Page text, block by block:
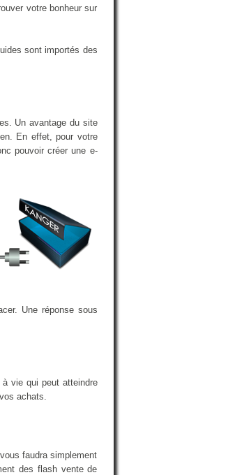
votre bonheur sur
sont importés des
Un avantage du site
En effet, pour votre
pouvoir créer une e-
Une réponse sous
à vie qui peut atteindre
achats.
faudra simplement
des flash vente de